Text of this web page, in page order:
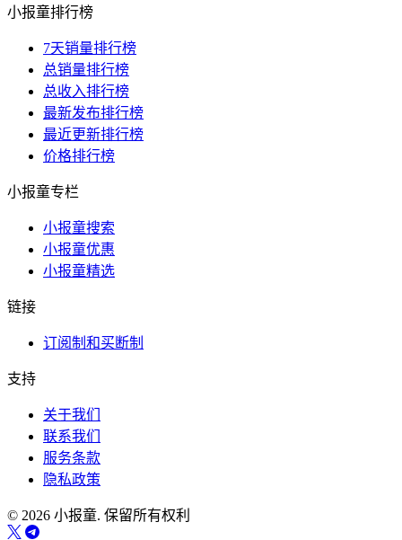
小报童排行榜
7天销量排行榜
总销量排行榜
总收入排行榜
最新发布排行榜
最近更新排行榜
价格排行榜
小报童专栏
小报童搜索
小报童优惠
小报童精选
链接
订阅制和买断制
支持
关于我们
联系我们
服务条款
隐私政策
© 2026 小报童. 保留所有权利